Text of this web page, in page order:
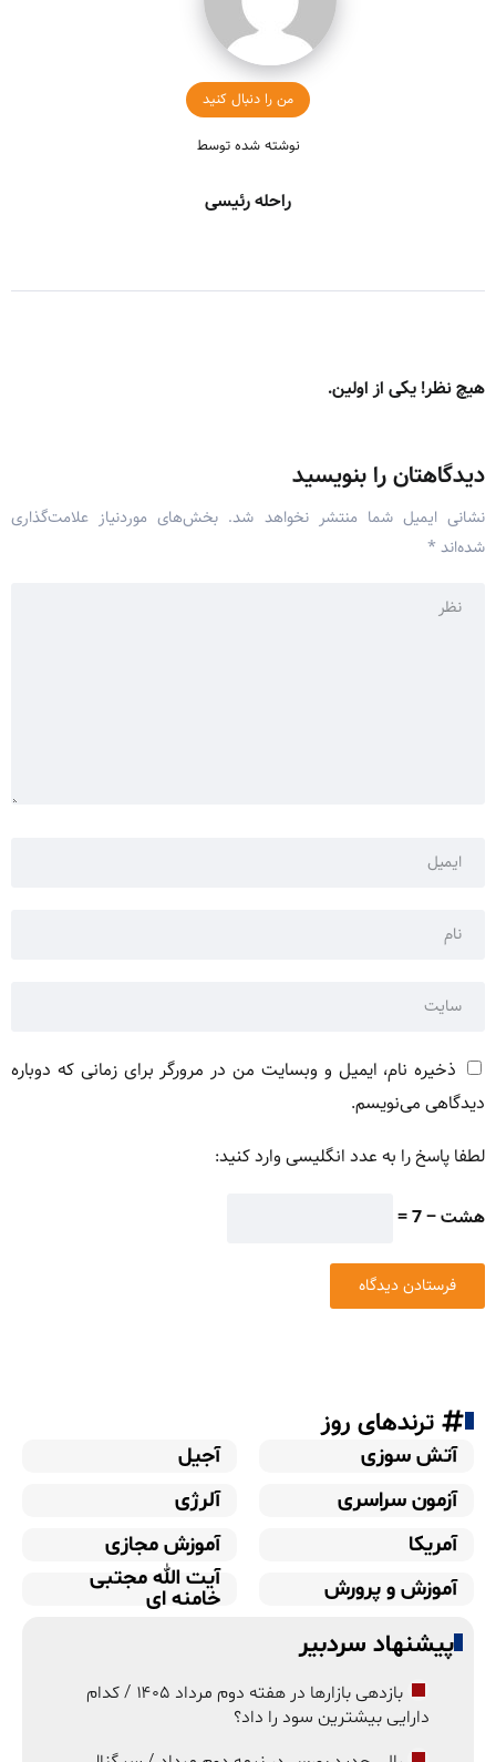
من را دنبال کنید
نوشته شده توسط
راحله رئیسی
هیچ نظر! یکی از اولین.
دیدگاهتان را بنویسید
نشانی ایمیل شما منتشر نخواهد شد. بخش‌های موردنیاز علامت‌گذاری
شده‌اند *
ذخیره نام، ایمیل و وبسایت من در مرورگر برای زمانی که دوباره
دیدگاهی می‌نویسم.
لطفا پاسخ را به عدد انگلیسی وارد کنید:
هشت − 7 =
ترندهای روز
آتش سوزی
آجیل
آزمون سراسری
آلرژی
آمریکا
آموزش مجازی
آموزش و پرورش
آیت الله مجتبی
خامنه ای
پیشنهاد سردبیر
بازدهی بازارها در هفته دوم مرداد ۱۴۰۵ / کدام
دارایی بیشترین سود را داد؟